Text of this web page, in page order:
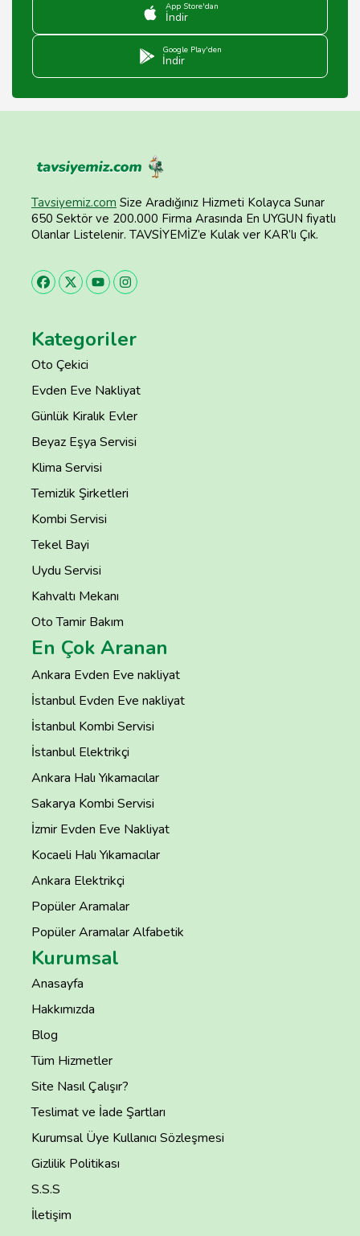
App Store'dan
İndir
Google Play'den
İndir
Tavsiyemiz.com Size Aradığınız Hizmeti Kolayca Sunar
650 Sektör ve 200.000 Firma Arasında En UYGUN fiyatlı
Olanlar Listelenir. TAVSİYEMİZ’e Kulak ver KAR’lı Çık.
Kategoriler
Oto Çekici
Evden Eve Nakliyat
Günlük Kiralık Evler
Beyaz Eşya Servisi
Klima Servisi
Temizlik Şirketleri
Kombi Servisi
Tekel Bayi
Uydu Servisi
Kahvaltı Mekanı
Oto Tamir Bakım
En Çok Aranan
Ankara Evden Eve nakliyat
İstanbul Evden Eve nakliyat
İstanbul Kombi Servisi
İstanbul Elektrikçi
Ankara Halı Yıkamacılar
Sakarya Kombi Servisi
İzmir Evden Eve Nakliyat
Kocaeli Halı Yıkamacılar
Ankara Elektrikçi
Popüler Aramalar
Popüler Aramalar Alfabetik
Kurumsal
Anasayfa
Hakkımızda
Blog
Tüm Hizmetler
Site Nasıl Çalışır?
Teslimat ve İade Şartları
Kurumsal Üye Kullanıcı Sözleşmesi
Gizlilik Politikası
S.S.S
İletişim